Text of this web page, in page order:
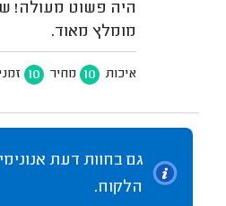
היה פשוט מעולה!
מומלץ מאוד.
איכות 10 מחיר 10
גם בחוות דעת
הלקוח.